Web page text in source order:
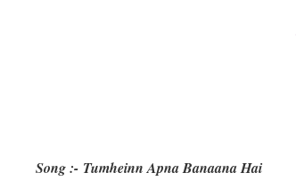
Song :- Tumheinn Apna Banaana Hai